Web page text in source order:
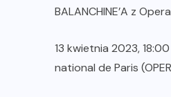
BALANCHINE’A z
13 kwietnia 2023,
national de Paris